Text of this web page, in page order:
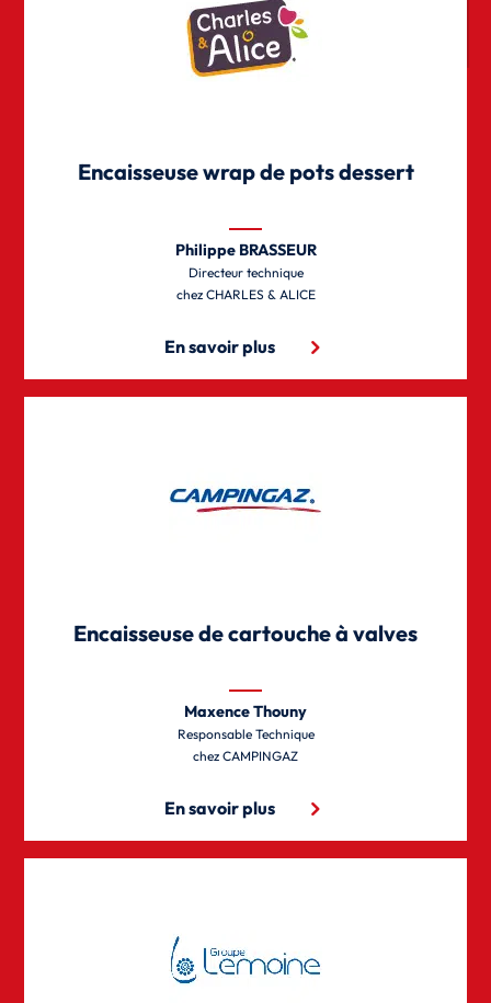
Encaisseuse wrap de pots dessert
Philippe BRASSEUR
Directeur technique
CHARLES & ALICE
En savoir plus
Encaisseuse de cartouche à valves
Maxence Thouny
Responsable Technique
CAMPINGAZ
En savoir plus